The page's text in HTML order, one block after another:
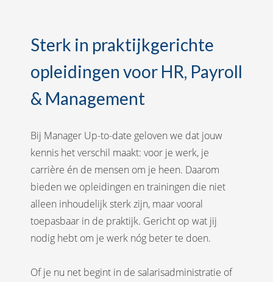
Sterk in praktijkgerichte
opleidingen voor HR, Payroll
& Management
Bij Manager Up-to-date geloven we dat jouw
kennis het verschil maakt: voor je werk, je
carrière én de mensen om je heen. Daarom
bieden we opleidingen en trainingen die niet
alleen inhoudelijk sterk zijn, maar vooral
toepasbaar in de praktijk. Gericht op wat jij
nodig hebt om je werk nóg beter te doen.
Of je nu net begint in de salarisadministratie of